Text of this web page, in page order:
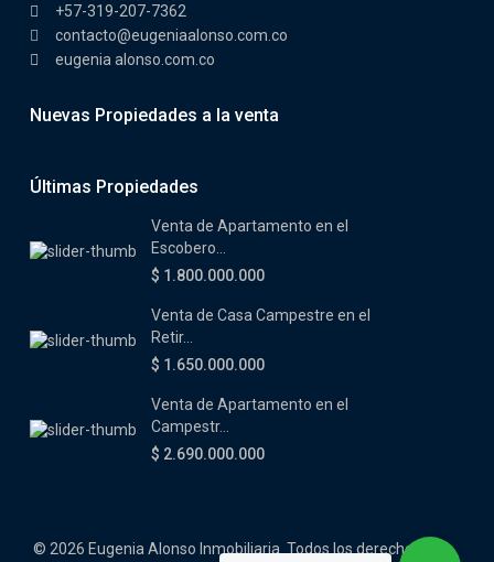
+57-319-207-7362
contacto@eugeniaalonso.com.co
eugenia alonso.com.co
Nuevas Propiedades a la venta
Últimas Propiedades
Venta de Apartamento en el
Escobero...
$ 1.800.000.000
Venta de Casa Campestre en el
Retir...
$ 1.650.000.000
Venta de Apartamento en el
Campestr...
$ 2.690.000.000
© 2026 Eugenia Alonso Inmobiliaria. Todos los derechos